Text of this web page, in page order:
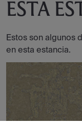
ESTA
Estos son algunos
en esta estancia.